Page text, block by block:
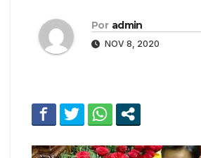
Por admin
NOV 8, 2020